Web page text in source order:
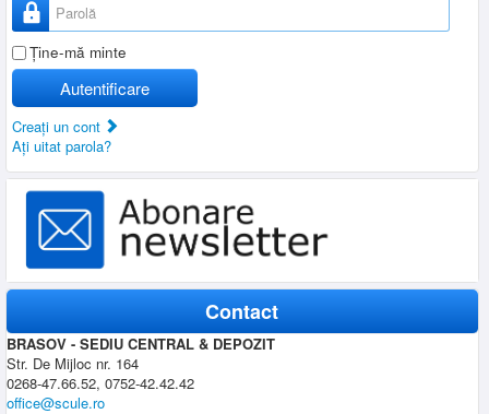
Ţine-mă minte
Autentificare
Creaţi un cont
Aţi uitat parola?
Contact
BRASOV - SEDIU CENTRAL & DEPOZIT
Str. De Mijloc nr. 164
0268-47.66.52, 0752-42.42.42
office@scule.ro